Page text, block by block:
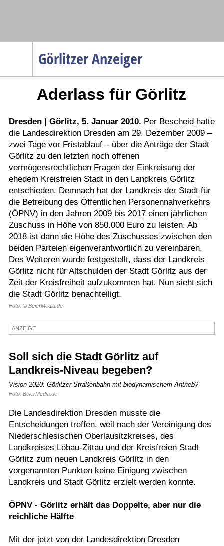
Görlitzer Anzeiger
Menüpunkte
Gesellschaft
Wirtschaft
Service
Verkehr
Gesundheit
Kultur
Sport
Termine
Kostenlos
Aderlass für Görlitz
Dresden | Görlitz, 5. Januar 2010. Per Bescheid hatte
die Landesdirektion Dresden am 29. Dezember 2009 –
zwei Tage vor Fristablauf – über die Anträge der Stadt
Görlitz zu den letzten noch offenen
vermögensrechtlichen Fragen der Einkreisung der
ehedem Kreisfreien Stadt in den Landkreis Görlitz
entschieden. Demnach hat der Landkreis der Stadt für
die Betreibung des Öffentlichen Personennahverkehrs
(ÖPNV) in den Jahren 2009 bis 2017 einen jährlichen
Zuschuss in Höhe von 850.000 Euro zu leisten. Ab
2018 ist dann die Höhe des Zuschusses zwischen den
beiden Parteien eigenverantwortlich zu vereinbaren.
Des Weiteren wurde festgestellt, dass der Landkreis
Görlitz nicht für Altschulden der Stadt Görlitz aus der
Zeit der Kreisfreiheit aufzukommen hat. Nun sieht sich
die Stadt Görlitz benachteiligt.
Foto: © BeierMedia.de
ANZEIGE
Soll sich die Stadt Görlitz auf
Landkreis-Niveau begeben?
Vision 2020: Görlitzer Straßenbahn mit biodynamischem Antrieb?
Foto: BeierMedia.de
Die Landesdirektion Dresden musste die
Entscheidungen treffen, weil nach der Vereinigung des
Niederschlesischen Oberlausitzkreises, des
Landkreises Löbau-Zittau und der Kreisfreien Stadt
Görlitz zum neuen Landkreis Görlitz in den
vorgenannten Punkten keine Einigung zwischen
Landkreis und Stadt Görlitz erzielt werden konnte.
ÖPNV - Görlitz erhält das Doppelte, aber nur die
reichliche Hälfte
Mit der jetzt von der Landesdirektion Dresden